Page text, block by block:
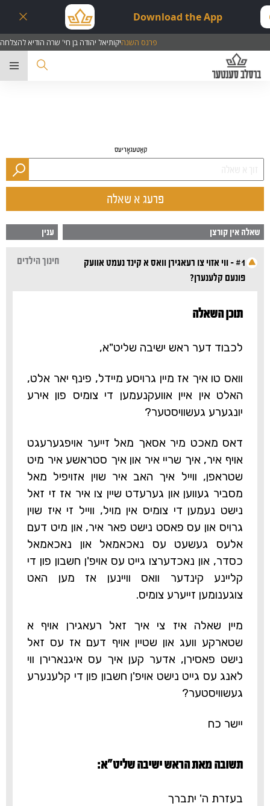
Download the App
פרנס השנהיקותיאל יהודה בן חי' שרה הודיא להצלחה
פרעג א שאלה
שאלה אין קורצן ענין
#1 - ווי אזוי צו רעאגירן וואס א קינד נעמט אוועק
פונעם קלענערן?
חינוך הילדים
תוכן השאלה‎
לכבוד דער ראש ישיבה שליט"א,
וואס טו איך אז מיין גרויסע מיידל, פינף יאר אלט,
האלט אין איין אוועקנעמען די צומיס פון אירע
יונגערע געשוויסטער?
דאס מאכט מיר אסאך מאל זייער אויפגערעגט
אויף איר, איך שריי איר און איך סטראשע איר מיט
שטראפן, ווייל איך האב איר שוין אזויפיל מאל
מסביר געווען און גערעדט שיין צו איר אז זי זאל
נישט נעמען די צומיס אין מויל, ווייל זי איז שוין
גרויס און עס פאסט נישט פאר איר, און מיט דעם
אלעס געשעט עס נאכאמאל און נאכאמאל
כסדר, און נאכדערצו גייט עס אויפ'ן חשבון פון די
קליינע קינדער וואס וויינען אז מען האט
צוגענומען זייערע צומיס.
מיין שאלה איז צי איך זאל רעאגירן אויף א
שטארקע וועג און שטיין אויף דעם אז עס זאל
נישט פאסירן, אדער קען איך עס איגנארירן ווי
לאנג עס גייט נישט אויפ'ן חשבון פון די קלענערע
געשוויסטער?
יישר כח
תשובה מאת הראש ישיבה שליט"א:‎
בעזרת ה' יתברך
קאַטעגאָריעס